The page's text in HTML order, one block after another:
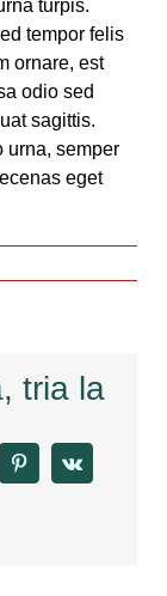
turpis.
tempor felis
ornare, est
odio sed
sagittis.
urna, semper
eget
tria la
pinterestvk